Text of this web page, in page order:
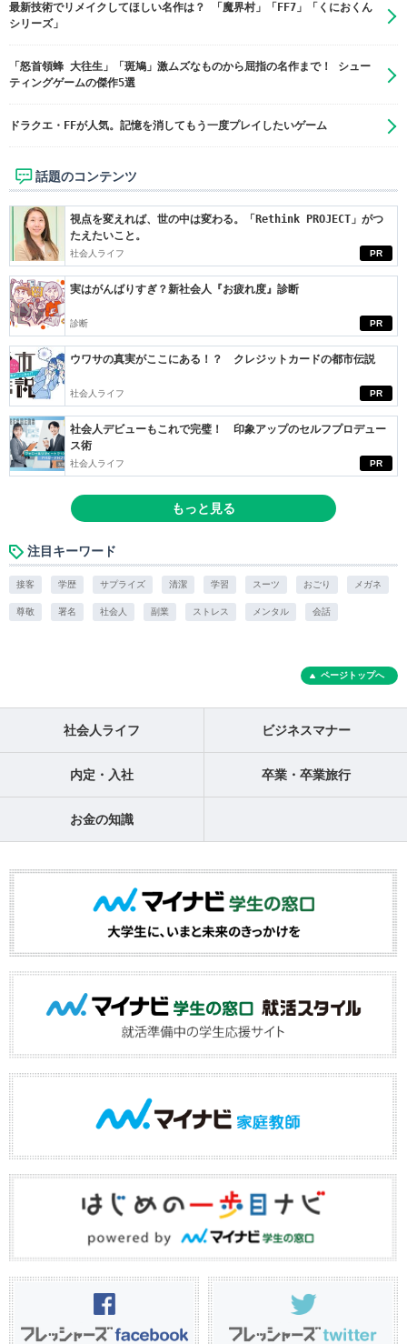
最新技術でリメイクしてほしい名作は？ 「魔界村」「FF7」「くにおくん
シリーズ」
「怒首領蜂 大往生」「斑鳩」激ムズなものから屈指の名作まで！ シュー
ティングゲームの傑作5選
ドラクエ・FFが人気。記憶を消してもう一度プレイしたいゲーム
話題のコンテンツ
PR
視点を変えれば、世の中は変わる。「Rethink PROJECT」がつ
たえたいこと。
社会人ライフ
PR
実はがんばりすぎ？新社会人『お疲れ度』診断
診断
PR
ウワサの真実がここにある！？ クレジットカードの都市伝説
社会人ライフ
PR
社会人デビューもこれで完璧！ 印象アップのセルフプロデュー
ス術
社会人ライフ
もっと見る
注目キーワード
接客 学歴 サプライズ 清潔 学習 スーツ おごり メガネ
尊敬 署名 社会人 副業 ストレス メンタル 会話
ページトップへ
社会人ライフ ビジネスマナー
内定・入社 卒業・卒業旅行
お金の知識